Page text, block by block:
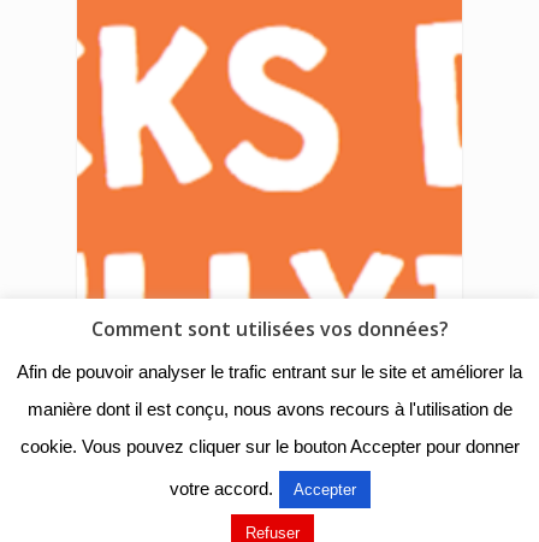
Comment sont utilisées vos données?
Afin de pouvoir analyser le trafic entrant sur le site et améliorer la
manière dont il est conçu, nous avons recours à l'utilisation de
cookie. Vous pouvez cliquer sur le bouton Accepter pour donner
votre accord. Accepter
Refuser